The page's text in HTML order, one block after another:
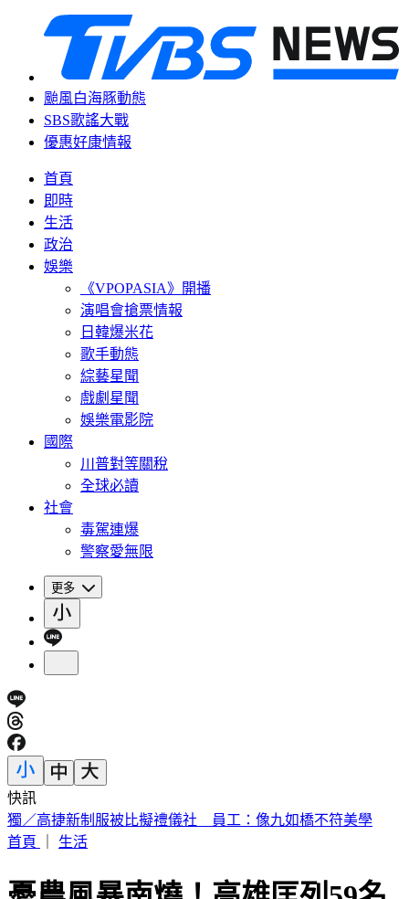
颱風白海豚動態
SBS歌謠大戰
優惠好康情報
首頁
即時
生活
政治
娛樂
《VPOPASIA》開播
演唱會搶票情報
日韓爆米花
歌手動態
綜藝星聞
戲劇星聞
娛樂電影院
國際
川普對等關稅
全球必讀
社會
毒駕連爆
警察愛無限
更多
快訊
富婆砸錢當女主「強加60場吻戲」 男星崩潰發聲：往我嘴裡
伸舌頭